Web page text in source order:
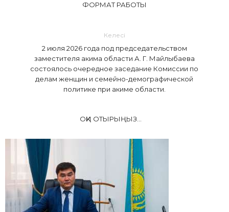
ФОРМАТ РАБОТЫ
Келесі
2 июля 2026 года под председательством
заместителя акима области А. Г. Майлыбаева
состоялось очередное заседание Комиссии по
делам женщин и семейно-демографической
политике при акиме области.
ОҚИ ОТЫРЫҢЫЗ...